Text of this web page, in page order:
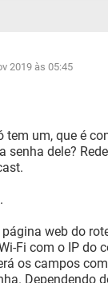
2019 às 05:45
tem um, que é
senha dele?
web do
Fi com o IP do
os campos
Dependendo